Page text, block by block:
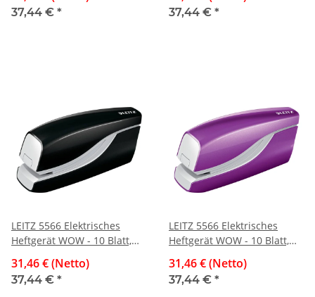
37,44 € * 37,44 € *
LEITZ 5566 Elektrisches
Heftgerät WOW - 10 Blatt,
31,46 € (Netto)
37,44 € *
LEITZ 5566 Elektrisches
Heftgerät WOW - 10 Blatt,
31,46 € (Netto)
37,44 € *